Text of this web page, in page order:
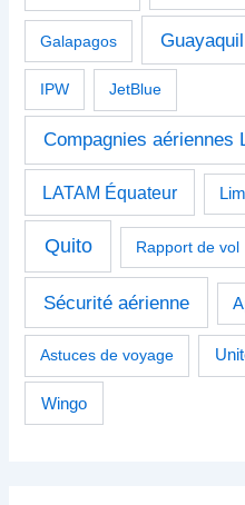
Galapagos Guayaquil
IPW JetBlue
Compagnies aériennes
LATAM Équateur
Quito Rapport de vol
Sécurité aérienne
Astuces de voyage
Wingo